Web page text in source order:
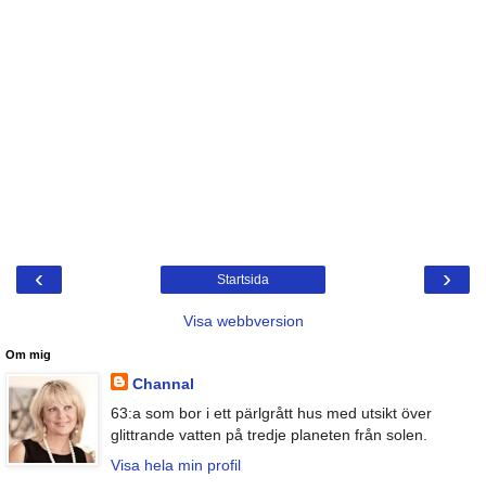
‹ ›
Startsida
Visa webbversion
Om mig
Channal
63:a som bor i ett pärlgrått hus med utsikt över
glittrande vatten på tredje planeten från solen.
Visa hela min profil